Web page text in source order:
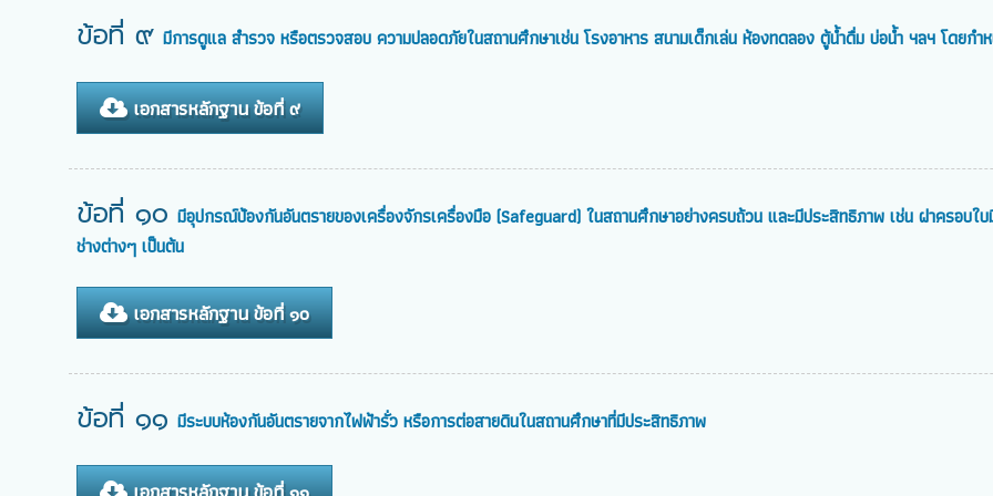
ข้อที่ ๙ มีการดูแล สำรวจ หรือตรวจสอบ ความปลอดภัยในสถานศึกษาเช่น โรงอาหาร สนามเด็กเล่น ห้องทดลอง ตู้น้ำดื่ม บ่อน้ำ ฯลฯ โดยก
เอกสารหลักฐาน ข้อที่ ๙
ข้อที่ ๑๐ มีอุปกรณ์ป้องกันอันตรายของเครื่องจักรเครื่องมือ (Safeguard) ในสถานศึกษาอย่างครบถ้วน และมีประสิทธิภาพ เช่น ฝาครอบ
ช่างต่างๆ เป็นต้น
เอกสารหลักฐาน ข้อที่ ๑๐
ข้อที่ ๑๑ มีระบบห้องกันอันตรายจากไฟฟ้ารั่ว หรือการต่อสายดินในสถานศึกษาที่มีประสิทธิภาพ